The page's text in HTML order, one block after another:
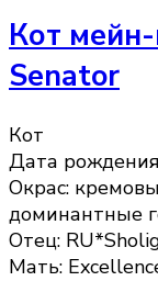
Кот
Senator
Кот
Дата
Окрас:
доминантные
Отец:
Мать: